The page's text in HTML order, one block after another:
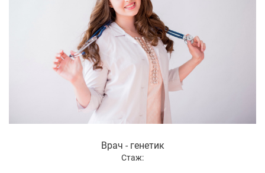
Врач - генетик
Стаж: